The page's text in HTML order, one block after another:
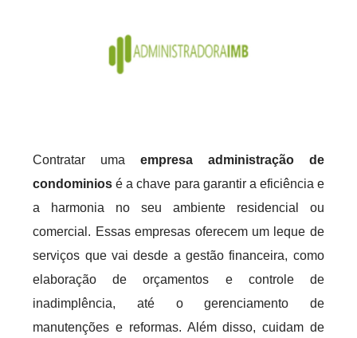
Contratar uma empresa administração de
condominios é a chave para garantir a eficiência e
a harmonia no seu ambiente residencial ou
comercial. Essas empresas oferecem um leque de
serviços que vai desde a gestão financeira, como
elaboração de orçamentos e controle de
inadimplência, até o gerenciamento de
manutenções e reformas. Além disso, cuidam de